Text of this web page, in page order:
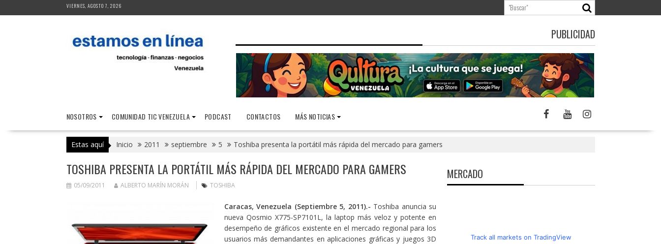
al
VIERNES, AGOSTO 7, 2026
PUBLICIDAD
NOSOTROS COMUNIDAD TIC VENEZUELA PODCAST CONTACTOS MÁS NOTICIAS
Estas aquí Inicio 2011 septiembre 5 Toshiba presenta la portátil más rápida del mercado para gamers
TOSHIBA PRESENTA LA PORTÁTIL MÁS RÁPIDA DEL MERCADO PARA GAMERS
05/09/2011 ALBERTO MARÍN MORÁN TOSHIBA
Caracas, Venezuela (Septiembre 5, 2011).- Toshiba anuncia su
nueva Qosmio X775-SP7101L, la laptop más veloz y potente en
desempeño de gráficos existente en el mercado regional para los
usuarios más demandantes en aplicaciones gráficas y juegos 3D
MERCADO
Track all markets on TradingView